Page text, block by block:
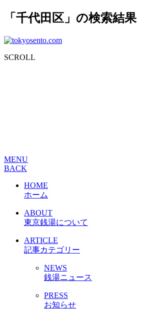
「千代田区」の検索結果
SCROLL
MENU
BACK
HOME
ホーム
ABOUT
東京銭湯について
ARTICLE
記事カテゴリー
NEWS
銭湯ニュース
PRESS
お知らせ